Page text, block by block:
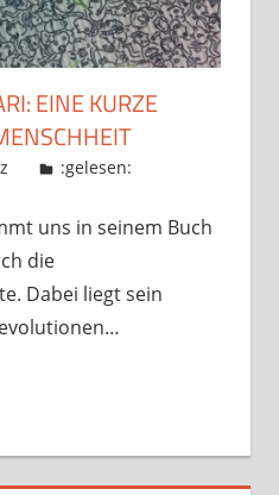
EINE KURZE
:gelesen:
uns in seinem Buch
die
Dabei liegt sein